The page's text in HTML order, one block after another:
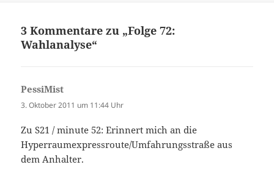
3 Kommentare zu „Folge 72:
Wahlanalyse“
PessiMist
3. Oktober 2011 um 11:44 Uhr
Zu S21 / minute 52: Erinnert mich an die
Hyperraumexpressroute/Umfahrungsstraße aus
dem Anhalter.